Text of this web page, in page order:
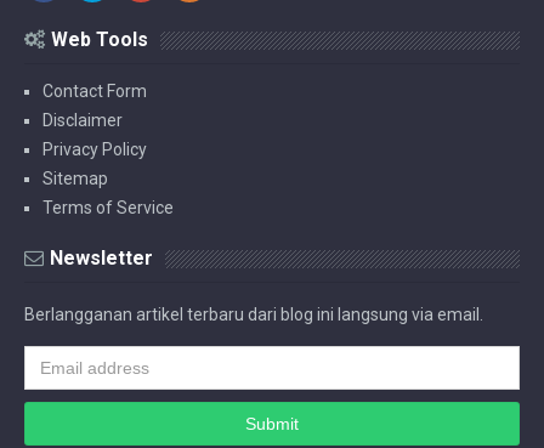
Web Tools
Contact Form
Disclaimer
Privacy Policy
Sitemap
Terms of Service
Newsletter
Berlangganan artikel terbaru dari blog ini langsung via email.